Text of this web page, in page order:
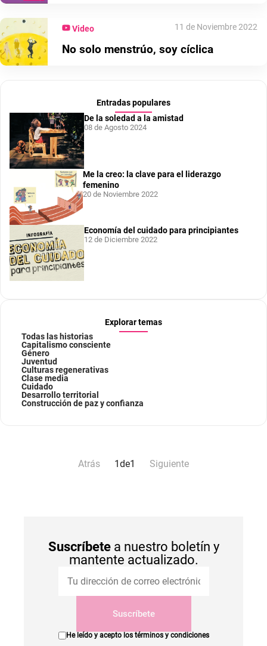
Video 11 de Noviembre 2022
No solo menstrúo, soy cíclica
Entradas populares
De la soledad a la amistad
08 de Agosto 2024
Me la creo: la clave para el liderazgo
femenino
20 de Noviembre 2022
Economía del cuidado para principiantes
12 de Diciembre 2022
Explorar temas
Todas las historias
Capitalismo consciente
Género
Juventud
Culturas regenerativas
Clase media
Cuidado
Desarrollo territorial
Construcción de paz y confianza
Atrás 1de1 Siguiente
Suscríbetea nuestro boletín y
mantente actualizado.
Suscríbete
He leído y acepto los términos y condiciones